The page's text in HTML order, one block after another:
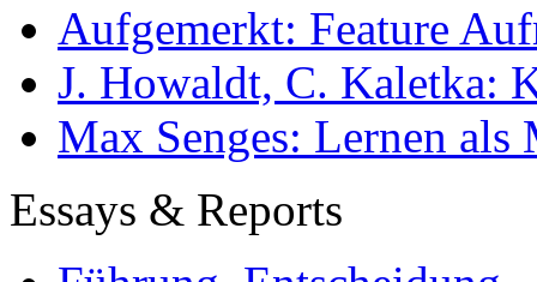
Aufgemerkt: Feature
J. Howaldt, C. Kaletka:
Max Senges: Lernen als
Essays & Reports